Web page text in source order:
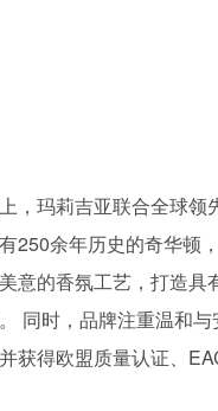
，玛莉吉亚联合全球领
250余年历史的奇华顿
意的香氛工艺，打造具
同时，品牌注重温和
获得欧盟质量认证、